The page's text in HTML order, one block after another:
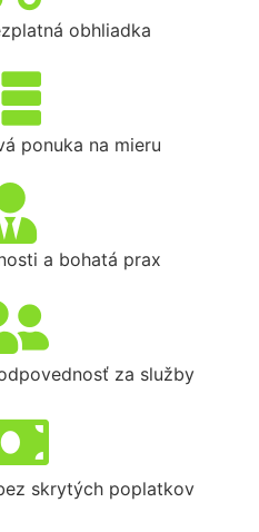
obhliadka
ponuka na mieru
a bohatá prax
za služby
skrytých poplatkov